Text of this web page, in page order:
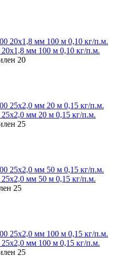
мм 100 м 0,10 кг/п.м.
20
мм 20 м 0,15 кг/п.м.
25
мм 50 м 0,15 кг/п.м.
25
мм 100 м 0,15 кг/п.м.
25